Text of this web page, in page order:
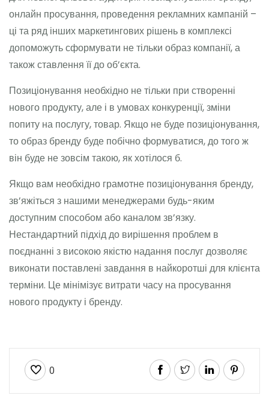
онлайн просування, проведення рекламних кампаній –
ці та ряд інших маркетингових рішень в комплексі
допоможуть сформувати не тільки образ компанії, а
також ставлення її до об’єкта.
Позиціонування необхідно не тільки при створенні
нового продукту, але і в умовах конкуренції, зміни
попиту на послугу, товар. Якщо не буде позиціонування,
то образ бренду буде побічно формуватися, до того ж
він буде не зовсім такою, як хотілося б.
Якщо вам необхідно грамотне позиціонування бренду,
зв’яжіться з нашими менеджерами будь-яким
доступним способом або каналом зв’язку.
Нестандартний підхід до вирішення проблем в
поєднанні з високою якістю надання послуг дозволяє
виконати поставлені завдання в найкоротші для клієнта
терміни. Це мінімізує витрати часу на просування
нового продукту і бренду.
0